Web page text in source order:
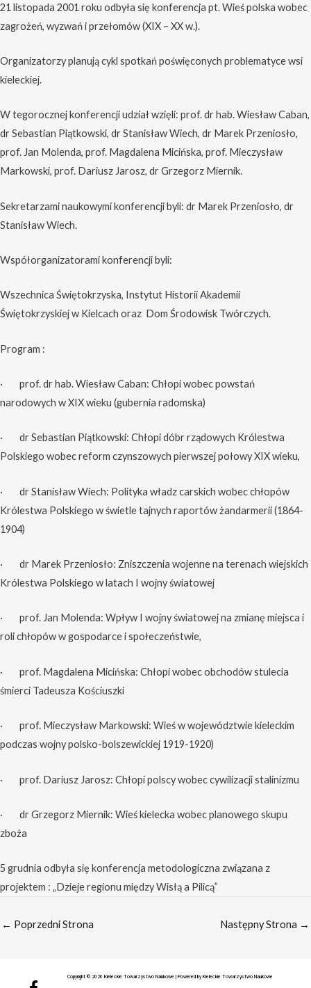
21 listopada 2001 roku odbyła się konferencja pt. Wieś polska wobec
zagrożeń, wyzwań i przełomów (XIX – XX w.).
Organizatorzy planują cykl spotkań poświęconych problematyce wsi
kieleckiej.
W tegorocznej konferencji udział wzięli: prof. dr hab. Wiesław Caban,
dr Sebastian Piątkowski, dr Stanisław Wiech, dr Marek Przeniosło,
prof. Jan Molenda, prof. Magdalena Micińska, prof. Mieczysław
Markowski, prof. Dariusz Jarosz, dr Grzegorz Miernik.
Sekretarzami naukowymi konferencji byli: dr Marek Przeniosło, dr
Stanisław Wiech.
Współorganizatorami konferencji byli:
Wszechnica Świętokrzyska, Instytut Historii Akademii
Świętokrzyskiej w Kielcach oraz Dom Środowisk Twórczych.
Program :
· prof. dr hab. Wiesław Caban: Chłopi wobec powstań
narodowych w XIX wieku (gubernia radomska)
· dr Sebastian Piątkowski: Chłopi dóbr rządowych Królestwa
Polskiego wobec reform czynszowych pierwszej połowy XIX wieku,
· dr Stanisław Wiech: Polityka władz carskich wobec chłopów
Królestwa Polskiego w świetle tajnych raportów żandarmerii (1864-
1904)
· dr Marek Przeniosło: Zniszczenia wojenne na terenach wiejskich
Królestwa Polskiego w latach I wojny światowej
· prof. Jan Molenda: Wpływ I wojny światowej na zmianę miejsca i
roli chłopów w gospodarce i społeczeństwie,
· prof. Magdalena Micińska: Chłopi wobec obchodów stulecia
śmierci Tadeusza Kościuszki
· prof. Mieczysław Markowski: Wieś w województwie kieleckim
podczas wojny polsko-bolszewickiej 1919-1920)
· prof. Dariusz Jarosz: Chłopi polscy wobec cywilizacji stalinizmu
· dr Grzegorz Miernik: Wieś kielecka wobec planowego skupu
zboża
5 grudnia odbyła się konferencja metodologiczna związana z
projektem : „Dzieje regionu między Wisłą a Pilicą”
← Poprzedni Strona Następny Strona →
F
Y
Copyright © 2026 Kieleckie Towarzystwo Naukowe | Powered by Kieleckie Towarzystwo Naukowe